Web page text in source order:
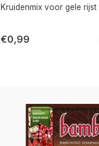
Kruidenmix voor gele rijst
€0,99